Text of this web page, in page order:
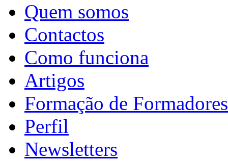
Quem somos
Contactos
Como funciona
Artigos
Formação de Formadores
Perfil
Newsletters